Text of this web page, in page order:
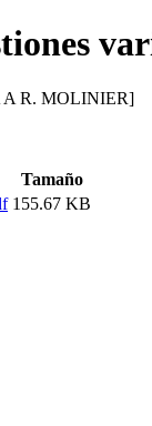
A R. MOLINIER]
Tamaño
155.67 KB